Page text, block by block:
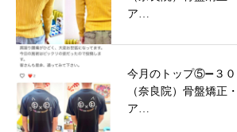
ア…
今月のトップ⑤➖３
（奈良院）骨盤矯正
ア…